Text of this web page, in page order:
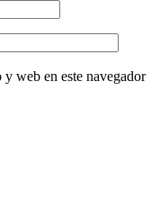
web en este navegador